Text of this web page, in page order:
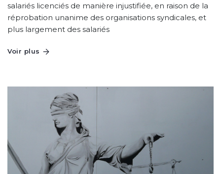
salariés licenciés de manière injustifiée, en raison de la
réprobation unanime des organisations syndicales, et
plus largement des salariés
Voir plus